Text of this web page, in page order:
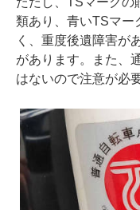
類あり、青いTSマー
く、重度後遺障害が
があります。また、
はないので注意が必